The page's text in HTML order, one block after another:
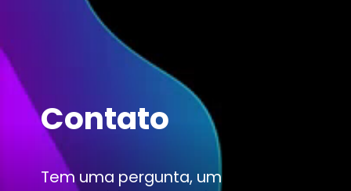
Contato
Tem uma pergunta, um